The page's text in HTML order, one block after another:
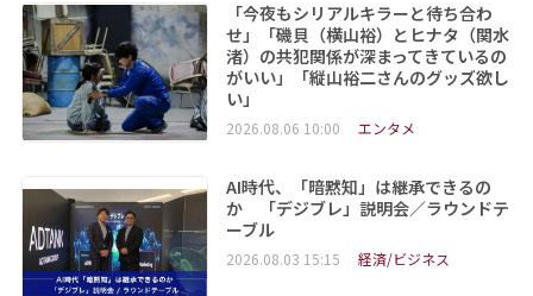
「今夜もシリアルキラーと待ち合わ
せ」「磯貝（横山裕）とヒナタ（関水
渚）の共犯関係が深まってきているの
がいい」「縦山裕二さんのグッズ欲し
い」
2026.08.06 10:00 エンタメ
AI時代、「暗黙知」は継承できるの
か 「デジブレ」説明会／ラウンドテ
ーブル
2026.08.03 15:15 経済/ビジネス